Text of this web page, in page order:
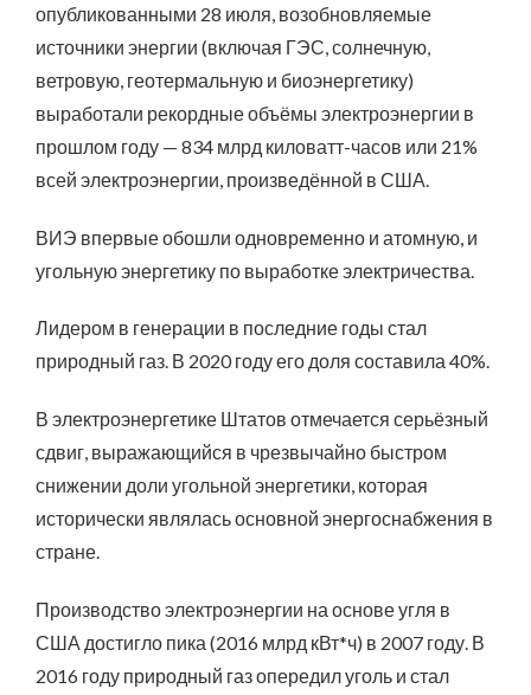
опубликованными 28 июля, возобновляемые
источники энергии (включая ГЭС, солнечную,
ветровую, геотермальную и биоэнергетику)
выработали рекордные объёмы электроэнергии в
прошлом году — 834 млрд киловатт-часов или 21%
всей электроэнергии, произведённой в США.
ВИЭ впервые обошли одновременно и атомную, и
угольную энергетику по выработке электричества.
Лидером в генерации в последние годы стал
природный газ. В 2020 году его доля составила 40%.
В электроэнергетике Штатов отмечается серьёзный
сдвиг, выражающийся в чрезвычайно быстром
снижении доли угольной энергетики, которая
исторически являлась основной энергоснабжения в
стране.
Производство электроэнергии на основе угля в
США достигло пика (2016 млрд кВт*ч) в 2007 году. В
2016 году природный газ опередил уголь и стал